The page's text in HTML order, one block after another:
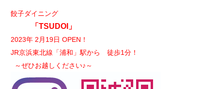
餃子ダイニング
「TSUDOI」
2023年 2月19日 OPEN！
JR京浜東北線「浦和」駅から 徒歩1分！
～ぜひお越しください♪～